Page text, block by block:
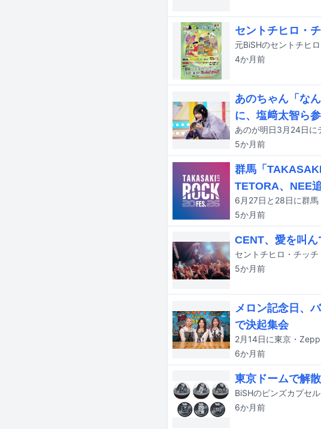
セントチヒロ・
4か月前
あのちゃん「な
に、塩﨑太智ら
5か月前
群馬「
TETORA、NEE
5か月前
CENT、愛を叫
5か月前
メロン記念日、
で決起集会
6か月前
東京ドームで解
6か月前